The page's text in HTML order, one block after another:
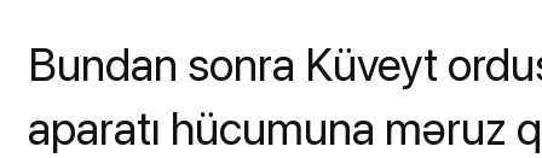
Bundan sonra Küveyt
aparatı hücumuna məruz